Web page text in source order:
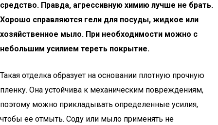
средство. Правда, агрессивную химию лучше не брать.
Хорошо справляются гели для посуды, жидкое или
хозяйственное мыло. При необходимости можно с
небольшим усилием тереть покрытие.
Такая отделка образует на основании плотную прочную
пленку. Она устойчива к механическим повреждениям,
поэтому можно прикладывать определенные усилия,
чтобы ее отмыть. Соду или мыло применять не